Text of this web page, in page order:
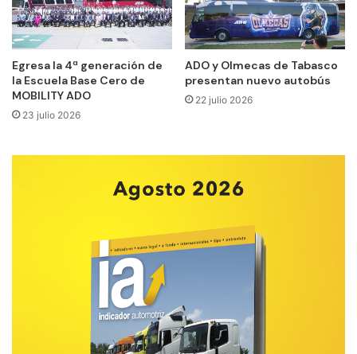
Egresa la 4ª generación de
la Escuela Base Cero de
MOBILITY ADO
23 julio 2026
ADO y Olmecas de Tabasco
presentan nuevo autobús
22 julio 2026